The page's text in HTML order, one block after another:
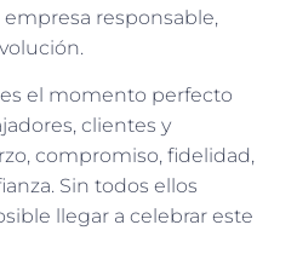
responsable,
el momento perfecto
clientes y
compromiso, fidelidad,
Sin todos ellos
llegar a celebrar este